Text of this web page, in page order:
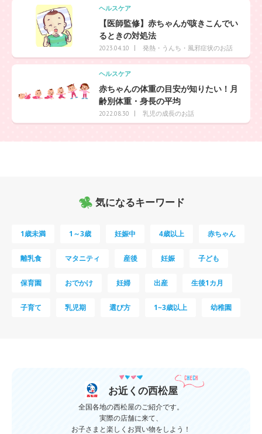
ヘルスケア
【医師監修】赤ちゃんが咳きこんでい
るときの対処法
2023.04.10 発熱・うんち・風邪症状のお話
ヘルスケア
赤ちゃんの体重の目安が知りたい！月
齢別体重・身長の平均
2022.08.30 乳児の成長のお話
気になるキーワード
1歳未満 1～3歳 妊娠中 4歳以上 赤ちゃん
離乳食 マタニティ 産後 妊娠 子ども
保育園 おでかけ 妊婦 出産 生後1カ月
子育て 乳児期 選び方 1~3歳以上 幼稚園
ベビーカー
おむつ 出産準備
遊ぶ 夏 イヤイヤ期
お近くの西松屋
全国各地の西松屋のご紹介です。
実際の店舗に来て、
お子さまと楽しくお買い物をしよう！